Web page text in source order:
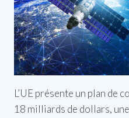
L’UE présente un plan de
18 milliards de dollars,